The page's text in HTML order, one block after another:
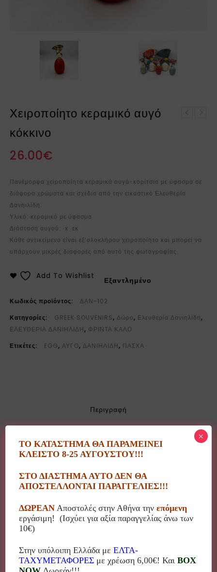
Χειροποίητο κεραμικό αυγό
κόκκινο
26.00€
Πανέμορφα χειροποίητα κεραμικά αυγά-κορίτσια με ύφασμα σε
διάφορα χρώματα και σχέδια από την εικαστικό Ελευθερία
Δανηιλίδη.
Υλικό: κεραμικό με ύφασμα
Διάσταση αυγού: x εκ
Κάθε αντικείμενο είναι εξ’ολοκλήρου χειροποίητο και μπορεί να
υπάρχουν μικρές διαφορές από αυτό της φωτογραφίας.
Εξαντλημένο
Add To Wishlist
Κωδικός προϊόντος:
ΔΑΝ-102
Κατηγορίες:
GREEK SOUVENIRS, Δώρο, Ελευθερία Δανιηλίδη,
ΕΛΕΥΘΕΡΙΑ ΔΑΝΙΗΛΙΔΗ, ΦΡΙΝΤΑ ΚΑΛΟ
Ετικέτες:
EGG, ΑΥΓΟ, ΔΑΝΙΗΛΙΔΗ, ΠΑΣΧΑ
Περιγραφή
Επιπλέον πληροφορίες
διακοσμητικά αντικείμενα με τη δική της ιδιαίτερη
αισθητική!
Χρησιμοποιεί το κεραμικό στοιχείο συνδυασμένο με
υφάσματα, χάντρες και άλλα υλικά συνθέτοντας
μοναδικές εικαστικές δημιουργίες.
Διακοσμητικά, κοσμήματα, γούρια, λαμπάδες κα
ΤΟ ΚΑΤΑΣΤΗΜΑ ΘΑ ΠΑΡΑΜΕΙΝΕΙ
ΚΛΕΙΣΤΟ 8-25 ΑΥΓΟΥΣΤΟΥ!!!
ΣΤΟ ΔΙΑΣΤΗΜΑ ΑΥΤΟ ΔΕΝ ΘΑ
ΑΠΟΣΤΕΛΛΟΝΤΑΙ ΠΑΡΑΓΓΕΛΙΕΣ!!!
ΔΩΡΕΑΝ Αποστολές στην Αθήνα τηνεπόμενη
εργάσιμη! (Ισχύει για αξία παραγγελίας άνω των
10€)
Στην υπόλοιπη Ελλάδα μεΕΛΤΑ-
ΤΑΧΥΜΕΤΑΦΟΡΕΣ με χρέωση 6,00€! ΚαιBOX
×